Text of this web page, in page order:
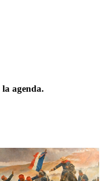
la agenda.